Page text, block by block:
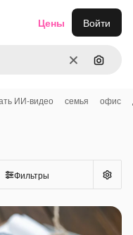
ОчиститьПоиск
Цены Войти
ИИ-видео семья офис
Фильтры